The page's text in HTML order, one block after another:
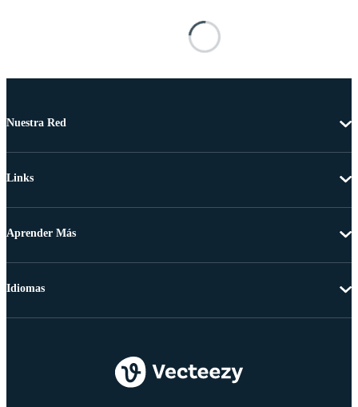
Nuestra Red
Links
Aprender Más
Idiomas